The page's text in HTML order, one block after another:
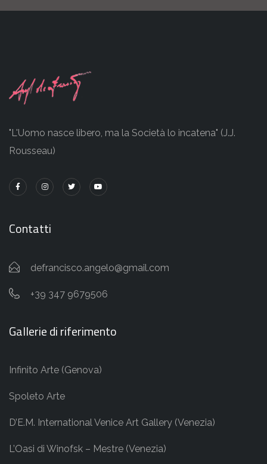
"L'Uomo nasce libero, ma la Società lo incatena" (J.J.
Rousseau)
Contatti
defrancisco.angelo@gmail.com
+39 347 9679506
Gallerie di riferimento
Infinito Arte (Genova)
Spoleto Arte
D’E.M. International Venice Art Gallery (Venezia)
L’Oasi di Winofsk – Mestre (Venezia)